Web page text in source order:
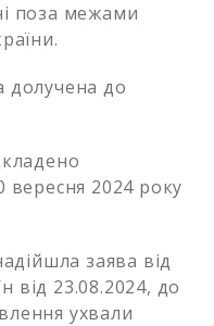
поза межами
долучена до
вересня 2024 року
заява від
від 23.08.2024, до
ухвали